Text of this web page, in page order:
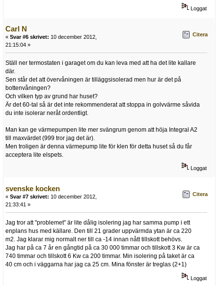
Loggat
Carl N
« Svar #6 skrivet: 10 december 2012,
21:15:04 »
Citera
Ställ ner termostaten i garaget om du kan leva med att ha det lite kallare
där.
Sen står det att övervåningen är tilläggsisolerad men hur är det på
bottenvåningen?
Och vilken typ av grund har huset?
Är det 60-tal så är det inte rekommenderat att stoppa in golvvärme såvida
du inte isolerar neråt ordentligt.
Man kan ge värmepumpen lite mer svängrum genom att höja Integral A2
till maxvärdet (999 tror jag det är).
Men troligen är denna värmepump lite för klen för detta huset så du får
acceptera lite elspets.
Loggat
svenske kocken
« Svar #7 skrivet: 10 december 2012,
21:33:41 »
Citera
Jag tror att "problemet" är lite dålig isolering jag har samma pump i ett
enplans hus med källare. Den till 21 grader uppvärmda ytan är ca 220
m2. Jag klarar mig normalt ner till ca -14 innan nått tillskott behövs.
Jag har på ca 7 år en gångtid på ca 30 000 timmar och tillskott 3 Kw är ca
740 timmar och tillskott 6 Kw ca 200 timmar. Min isolering på taket är ca
40 cm och i väggarna har jag ca 25 cm. Mina fönster är treglas (2+1)
Loggat